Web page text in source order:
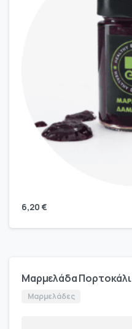
6,20 €
Μαρμελάδα Πορτοκάλι
Μαρμελάδες